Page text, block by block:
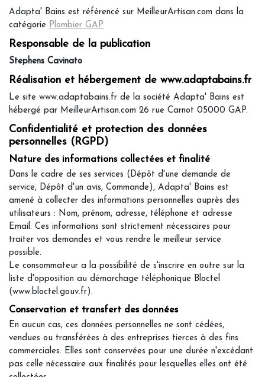
Adapta' Bains est référencé sur MeilleurArtisan.com dans la
catégorie Plombier GAP
Responsable de la publication
Stephens Cavinato
Réalisation et hébergement de www.adaptabains.fr
Le site www.adaptabains.fr de la société Adapta' Bains est
hébergé par MeilleurArtisan.com 26 rue Carnot 05000 GAP.
Confidentialité et protection des données
personnelles (RGPD)
Nature des informations collectées et finalité
Dans le cadre de ses services (Dépôt d'une demande de
service, Dépôt d'un avis, Commande), Adapta' Bains est
amené à collecter des informations personnelles auprès des
utilisateurs : Nom, prénom, adresse, téléphone et adresse
Email. Ces informations sont strictement nécessaires pour
traiter vos demandes et vous rendre le meilleur service
possible.
Le consommateur a la possibilité de s'inscrire en outre sur la
liste d'opposition au démarchage téléphonique Bloctel
(www.bloctel.gouv.fr).
Conservation et transfert des données
En aucun cas, ces données personnelles ne sont cédées,
vendues ou transférées à des entreprises tierces à des fins
commerciales. Elles sont conservées pour une durée n'excédant
pas celle nécessaire aux finalités pour lesquelles elles ont été